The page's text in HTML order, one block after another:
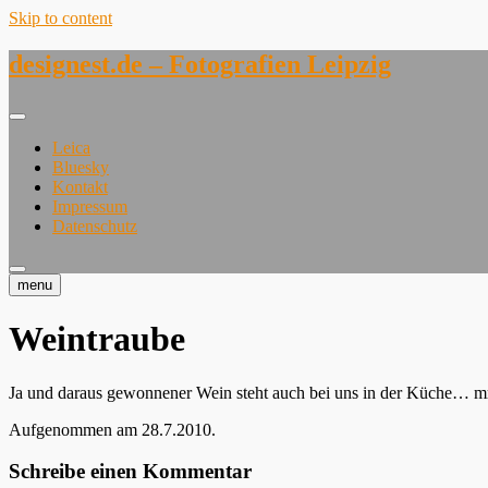
Skip to content
designest.de – Fotografien Leipzig
Leica
Bluesky
Kontakt
Impressum
Datenschutz
menu
Weintraube
Ja und daraus gewonnener Wein steht auch bei uns in der Küche…
Aufgenommen am 28.7.2010.
Schreibe einen Kommentar